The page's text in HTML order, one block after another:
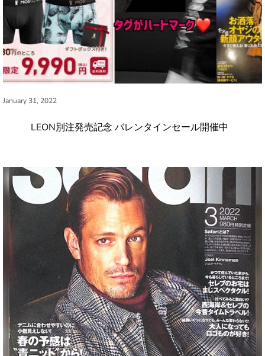
January 31, 2022
LEON別注発売記念 バレンタインセール開催中